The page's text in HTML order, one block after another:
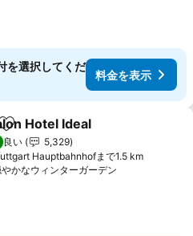
を選択してくだ
料金を表示
お気に入りに追加
Hotel Ideal
良い
5,329
Hauptbahnhofまで1.5 km
かなウィンターガーデン